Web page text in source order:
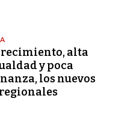
alta
y poca
los nuevos